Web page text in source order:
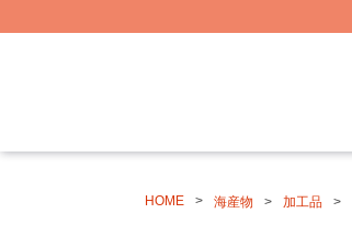
HOME 海産物 加工品